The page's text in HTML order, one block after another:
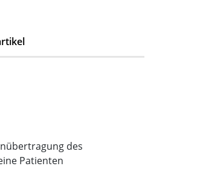
des
Patienten